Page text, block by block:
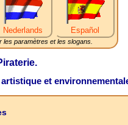
Nederlands Español
paramètres et les slogans.
et